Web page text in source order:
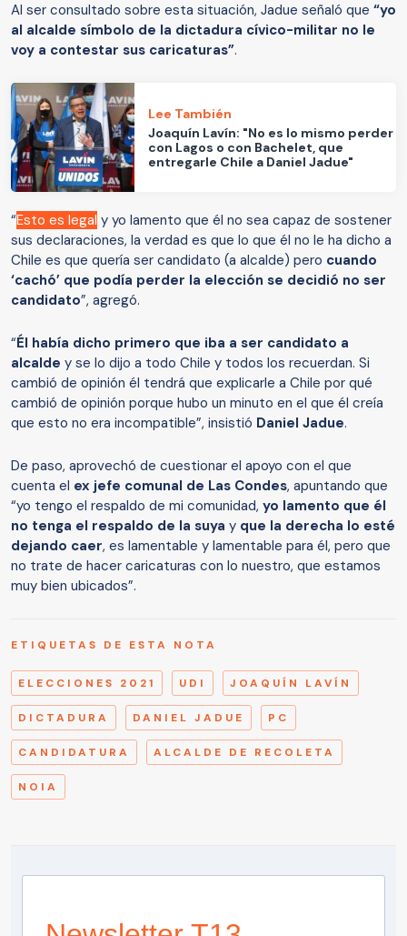
Al ser consultado sobre esta situación, Jadue señaló que “yo
al alcalde símbolo de la dictadura cívico-militar no le
voy a contestar sus caricaturas”.
Lee También
Joaquín Lavín: "No es lo mismo perder
con Lagos o con Bachelet, que
entregarle Chile a Daniel Jadue"
“Esto es legal y yo lamento que él no sea capaz de sostener
sus declaraciones, la verdad es que lo que él no le ha dicho a
Chile es que quería ser candidato (a alcalde) pero cuando
‘cachó’ que podía perder la elección se decidió no ser
candidato”, agregó.
“Él había dicho primero que iba a ser candidato a
alcalde y se lo dijo a todo Chile y todos los recuerdan. Si
cambió de opinión él tendrá que explicarle a Chile por qué
cambió de opinión porque hubo un minuto en el que él creía
que esto no era incompatible”, insistió Daniel Jadue.
De paso, aprovechó de cuestionar el apoyo con el que
cuenta el ex jefe comunal de Las Condes, apuntando que
“yo tengo el respaldo de mi comunidad, yo lamento que él
no tenga el respaldo de la suya y que la derecha lo esté
dejando caer, es lamentable y lamentable para él, pero que
no trate de hacer caricaturas con lo nuestro, que estamos
muy bien ubicados”.
ETIQUETAS DE ESTA NOTA
ELECCIONES 2021 UDI JOAQUÍN LAVÍN
DICTADURA DANIEL JADUE PC
CANDIDATURA ALCALDE DE RECOLETA
NOIA